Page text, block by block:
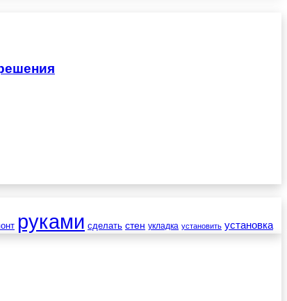
руками сделать стен укладка установить установка